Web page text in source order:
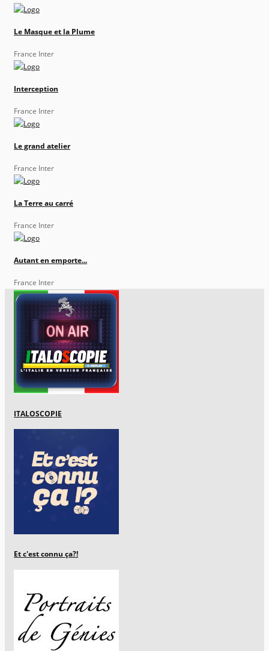
Le Masque et la Plume
France Inter
Interception
France Inter
Le grand atelier
France Inter
La Terre au carré
France Inter
Autant en emporte...
France Inter
ITALOSCOPIE
Et c'est connu ça?!